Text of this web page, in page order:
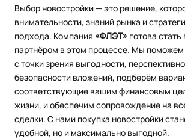
Выбор новостройки — это решение,
внимательности, знаний рынка и
подхода. Компания «ФЛЭТ» готова
партнёром в этом процессе. Мы поможем
с точки зрения выгодности,
безопасности вложений, подберём
соответствующие вашим финансовым
жизни, и обеспечим сопровождение на
сделки. С нами покупка новостройки
удобной, но и максимально выгодной.